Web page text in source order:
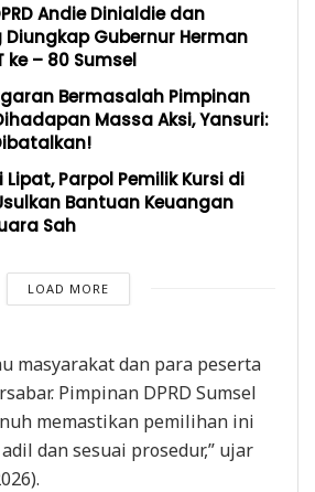
Andie Dinialdie dan
Gubernur Herman
ke – 80 Sumsel
Bermasalah Pimpinan
Massa Aksi, Yansuri:
Lipat, Parpol Pemilik Kursi di
Bantuan Keuangan
Sah
LOAD MORE
masyarakat dan para peserta
Pimpinan DPRD Sumsel
memastikan pemilihan ini
dan sesuai prosedur,” ujar